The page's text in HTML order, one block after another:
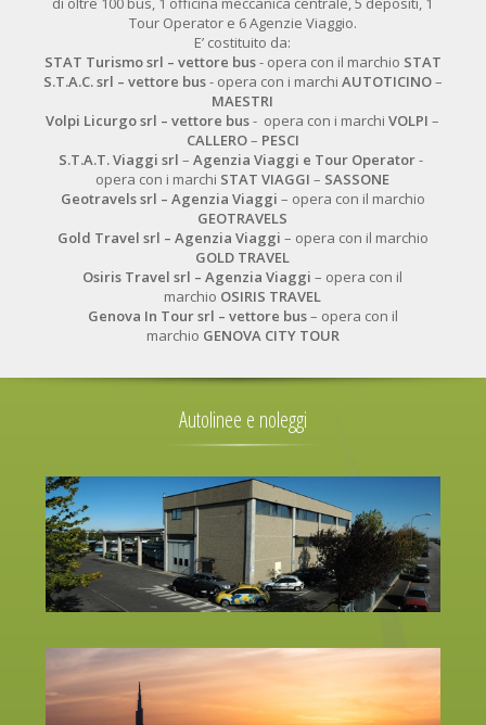
Tour Operator e 6 Agenzie Viaggio.
E’ costituito da:
STAT Turismo srl – vettore bus- opera con il marchio STAT
S.T.A.C. srl – vettore bus- opera con i marchi AUTOTICINO–
MAESTRI
Volpi Licurgo srl – vettore bus- opera con i marchiVOLPI –
CALLERO– PESCI
S.T.A.T. Viaggi srl –Agenzia Viaggi e Tour Operator-
opera con i marchi STAT VIAGGI – SASSONE
Geotravels srl – Agenzia Viaggi – opera con il marchio
GEOTRAVELS
Gold Travel srl – Agenzia Viaggi – opera con il marchio
GOLD TRAVEL
Osiris Travel srl – Agenzia Viaggi – opera con il
marchio OSIRIS TRAVEL
Genova In Tour srl – vettore bus– opera con il
marchio GENOVA CITY TOUR
Autolinee e noleggi